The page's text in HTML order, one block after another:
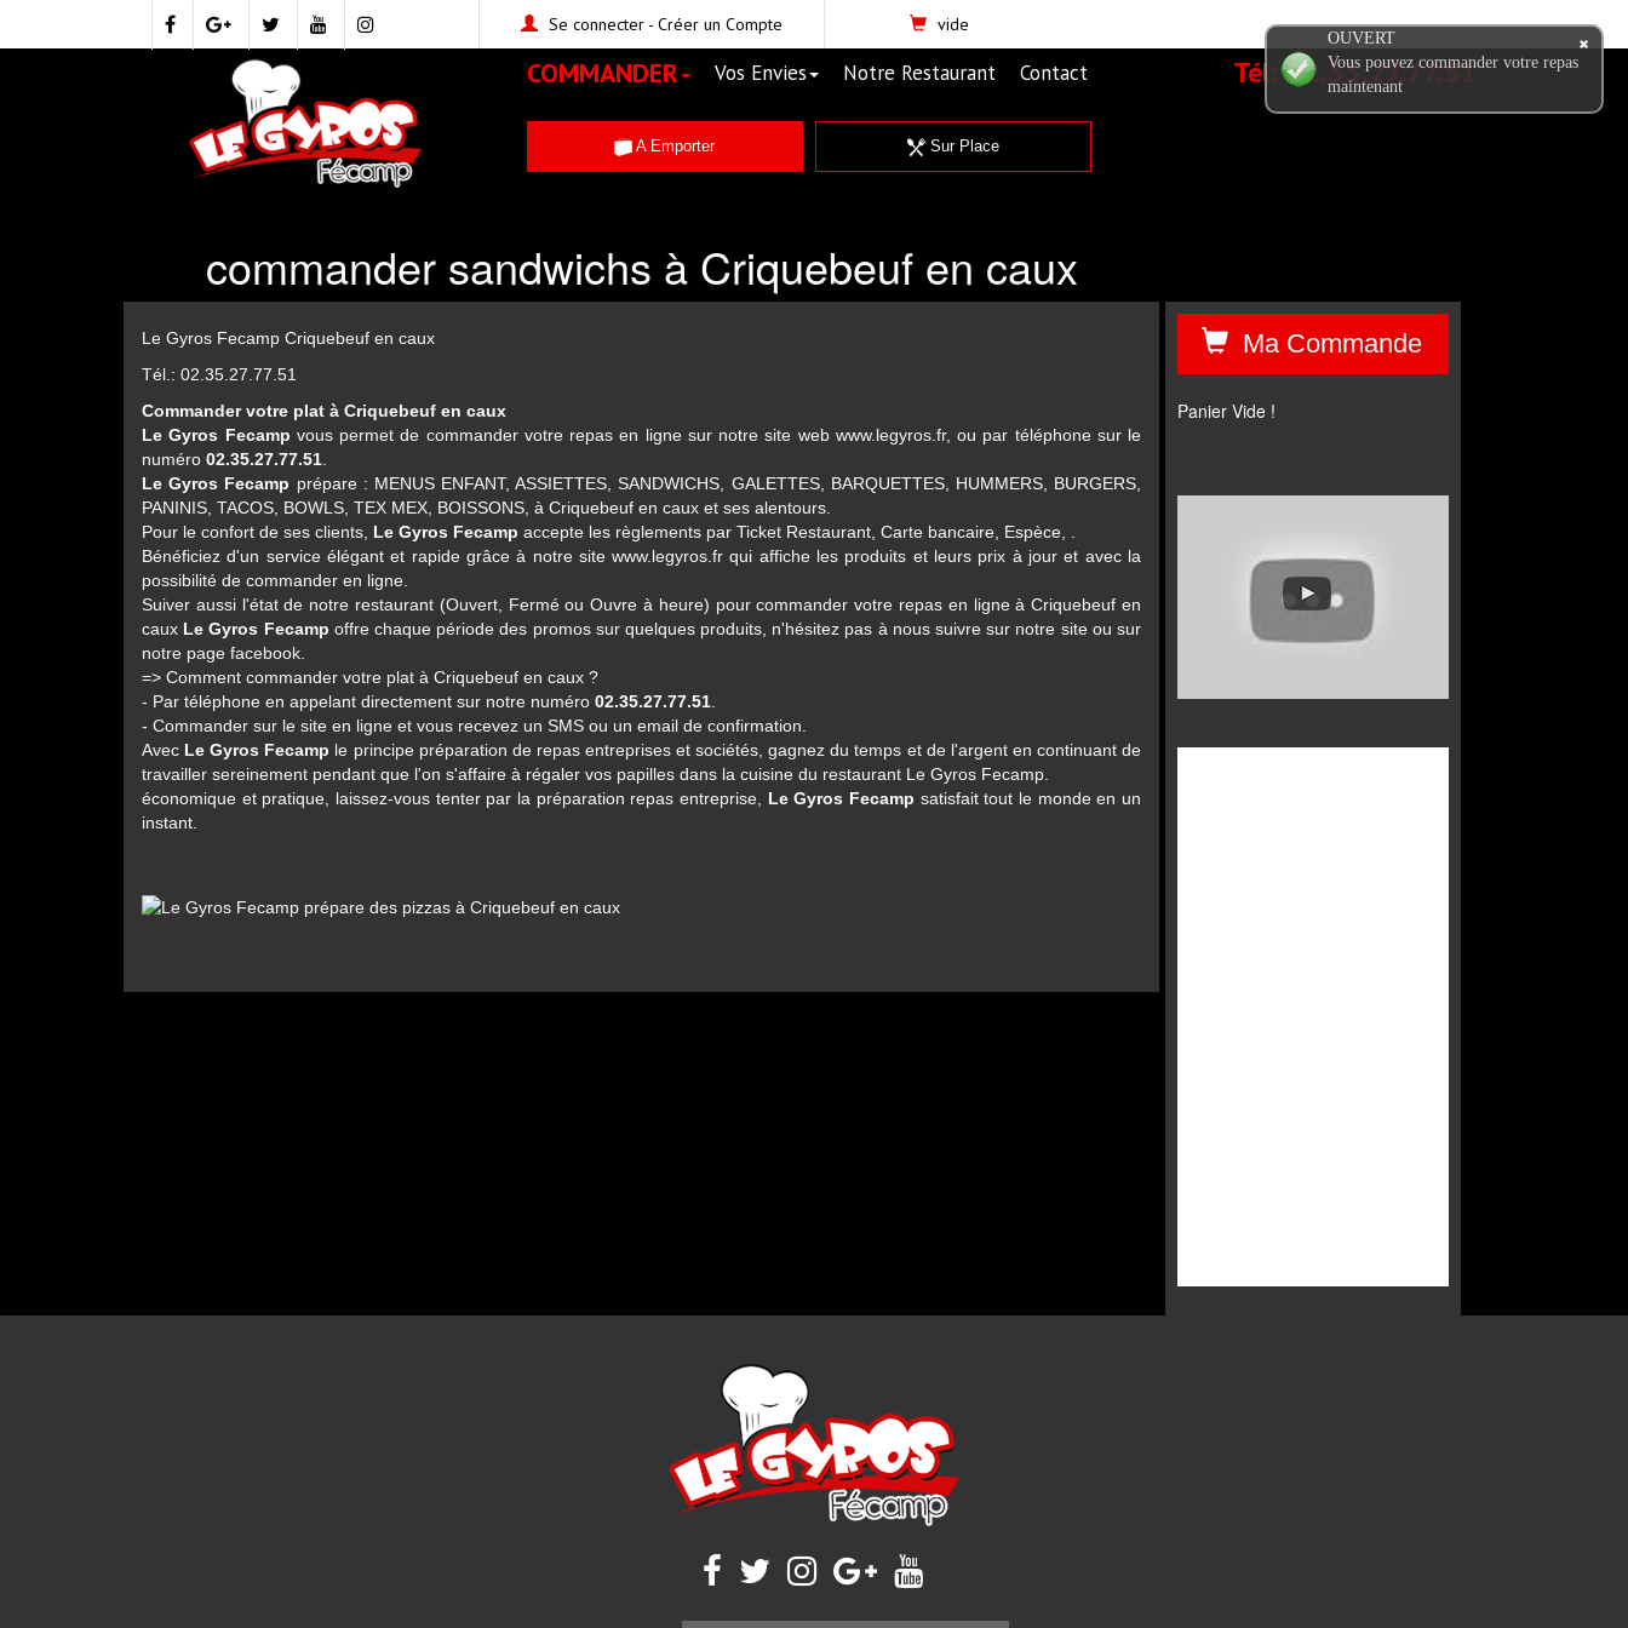
Se connecter- Créer un Compte vide
Tél:02.35.27.77.51
COMMANDER Vos Envies Notre Restaurant Contact
A Emporter Sur Place
commander sandwichs à Criquebeuf en caux
Le Gyros Fecamp Criquebeuf en caux
Tél.: 02.35.27.77.51
Commander votre plat à Criquebeuf en caux
Le Gyros Fecamp vous permet de commander votre repas en ligne sur notre site web www.legyros.fr, ou par téléphone sur le
numéro 02.35.27.77.51
Le Gyros Fecamp prépare : MENUS ENFANT, ASSIETTES, SANDWICHS, GALETTES, BARQUETTES, HUMMERS, BURGERS,
PANINIS, TACOS, BOWLS, TEX MEX, BOISSONS, à Criquebeuf en caux et ses alentours.
Pour le confort de ses clients, Le Gyros Fecamp accepte les règlements par Ticket Restaurant, Carte bancaire, Espèce, .
Bénéficiez d'un service élégant et rapide grâce à notre site www.legyros.fr qui affiche les produits et leurs prix à jour et avec la
possibilité de commander en ligne.
Suiver aussi l'état de notre restaurant (Ouvert, Fermé ou Ouvre à heure) pour commander votre repas en ligne à Criquebeuf en
caux Le Gyros Fecamp offre chaque période des promos sur quelques produits, n'hésitez pas à nous suivre sur notre site ou sur
notre page facebook.
=> Comment commander votre plat à Criquebeuf en caux ?
- Par téléphone en appelant directement sur notre numéro 02.35.27.77.51
- Commander sur le site en ligne et vous recevez un SMS ou un email de confirmation.
Avec Le Gyros Fecamp le principe préparation de repas entreprises et sociétés, gagnez du temps et de l'argent en continuant de
travailler sereinement pendant que l'on s'affaire à régaler vos papilles dans la cuisine du restaurant Le Gyros Fecamp
économique et pratique, laissez-vous tenter par la préparation repas entreprise, Le Gyros Fecamp satisfait tout le monde en un
instant.
Ma Commande
Panier Vide !
OUVERT
Vous pouvez commander votre repas
maintenant